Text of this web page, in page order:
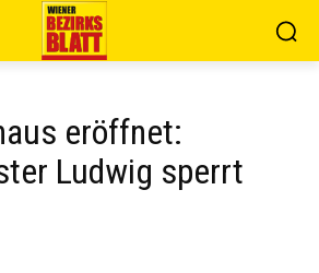
eröffnet:
Ludwig sperrt